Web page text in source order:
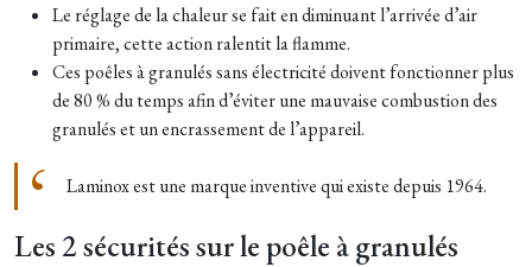
Le réglage de la chaleur se fait en diminuant l’arrivée d’air
primaire, cette action ralentit la flamme.
Ces poêles à granulés sans électricité doivent fonctionner plus
de 80 % du temps afin d’éviter une mauvaise combustion des
granulés et un encrassement de l’appareil.
Laminox est une marque inventive qui existe depuis 1964.
Les 2 sécurités sur le poêle à granulés